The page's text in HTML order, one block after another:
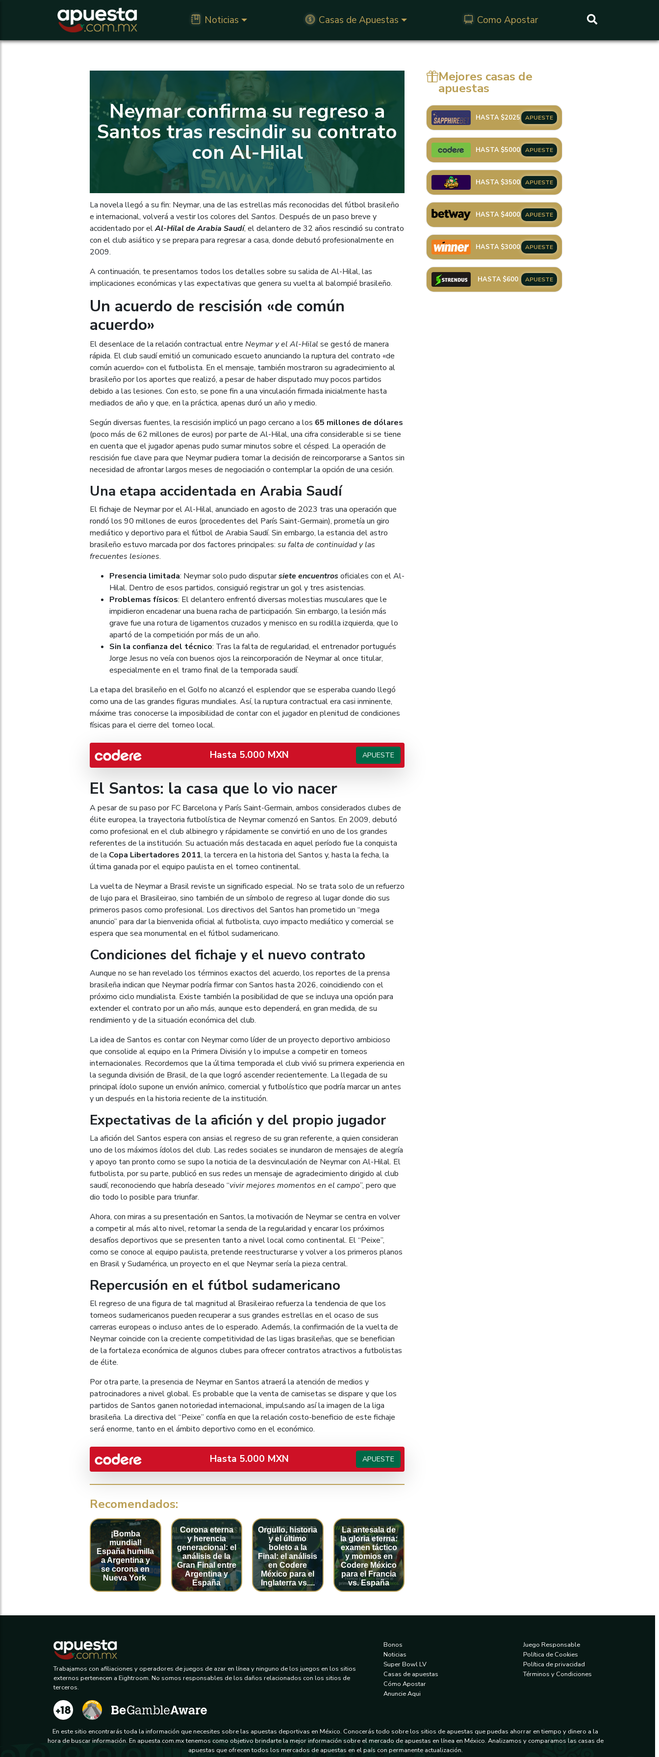
Noticias Casas de Apuestas Como Apostar Buscar
Neymar confirma su regreso a
Santos tras rescindir su contrato
con Al-Hilal
La novela llegó a su fin: Neymar, una de las estrellas más reconocidas del fútbol brasileño
e internacional, volverá a vestir los colores delSantos. Después de un paso breve y
accidentado por elAl-Hilal de Arabia Saudí, el delantero de 32 años rescindió su contrato
con el club asiático y se prepara para regresar a casa, donde debutó profesionalmente en
2009.
A continuación, te presentamos todos los detalles sobre su salida de Al-Hilal, las
implicaciones económicas y las expectativas que genera su vuelta al balompié brasileño.
Un acuerdo de rescisión «de común
acuerdo»
El desenlace de la relación contractual entre Neymar y el Al-Hilal se gestó de manera
rápida. El club saudí emitió un comunicado escueto anunciando la ruptura del contrato «de
común acuerdo» con el futbolista. En el mensaje, también mostraron su agradecimiento al
brasileño por los aportes que realizó, a pesar de haber disputado muy pocos partidos
debido a las lesiones. Con esto, se pone fin a una vinculación firmada inicialmente hasta
mediados de año y que, en la práctica, apenas duró un año y medio.
Según diversas fuentes, la rescisión implicó un pago cercano a los 65 millones de dólares
(poco más de 62 millones de euros) por parte de Al-Hilal, una cifra considerable si se tiene
en cuenta que el jugador apenas pudo sumar minutos sobre el césped. La operación de
rescisión fue clave para que Neymar pudiera tomar la decisión de reincorporarse a Santos sin
necesidad de afrontar largos meses de negociación o contemplar la opción de una cesión.
Una etapa accidentada en Arabia Saudí
El fichaje de Neymar por el Al-Hilal, anunciado en agosto de 2023 tras una operación que
rondó los 90 millones de euros (procedentes del París Saint-Germain), prometía un giro
mediático y deportivo para el fútbol de Arabia Saudí. Sin embargo, la estancia del astro
brasileño estuvo marcada por dos factores principales: su falta de continuidad y las
frecuentes lesiones.
Presencia limitada: Neymar solo pudo disputarsiete encuentrosoficiales con el Al-
Hilal. Dentro de esos partidos, consiguió registrar un gol y tres asistencias.
Problemas físicos: El delantero enfrentó diversas molestias musculares que le
impidieron encadenar una buena racha de participación. Sin embargo, la lesión más
grave fue una rotura de ligamentos cruzados y menisco en su rodilla izquierda, que lo
apartó de la competición por más de un año.
Sin la confianza del técnico: Tras la falta de regularidad, el entrenador portugués
Jorge Jesus no veía con buenos ojos la reincorporación de Neymar al once titular,
especialmente en el tramo final de la temporada saudí.
La etapa del brasileño en el Golfo no alcanzó el esplendor que se esperaba cuando llegó
como una de las grandes figuras mundiales. Así, la ruptura contractual era casi inminente,
máxime tras conocerse la imposibilidad de contar con el jugador en plenitud de condiciones
físicas para el cierre del torneo local.
Hasta 5.000 MXN APUESTE
El Santos: la casa que lo vio nacer
A pesar de su paso por FC Barcelona y París Saint-Germain, ambos considerados clubes de
élite europea, la trayectoria futbolística de Neymar comenzó en Santos. En 2009, debutó
como profesional en el club albinegro y rápidamente se convirtió en uno de los grandes
referentes de la institución. Su actuación más destacada en aquel período fue la conquista
de la Copa Libertadores 2011, la tercera en la historia del Santos y, hasta la fecha, la
última ganada por el equipo paulista en el torneo continental.
La vuelta de Neymar a Brasil reviste un significado especial. No se trata solo de un refuerzo
de lujo para el Brasileirao, sino también de un símbolo de regreso al lugar donde dio sus
primeros pasos como profesional. Los directivos del Santos han prometido un “mega
anuncio” para dar la bienvenida oficial al futbolista, cuyo impacto mediático y comercial se
espera que sea monumental en el fútbol sudamericano.
Condiciones del fichaje y el nuevo contrato
Aunque no se han revelado los términos exactos del acuerdo, los reportes de la prensa
brasileña indican que Neymar podría firmar con Santos hasta 2026, coincidiendo con el
próximo ciclo mundialista. Existe también la posibilidad de que se incluya una opción para
extender el contrato por un año más, aunque esto dependerá, en gran medida, de su
rendimiento y de la situación económica del club.
La idea de Santos es contar con Neymar como líder de un proyecto deportivo ambicioso
que consolide al equipo en la Primera División y lo impulse a competir en torneos
internacionales. Recordemos que la última temporada el club vivió su primera experiencia en
la segunda división de Brasil, de la que logró ascender recientemente. La llegada de su
principal ídolo supone un envión anímico, comercial y futbolístico que podría marcar un antes
y un después en la historia reciente de la institución.
Expectativas de la afición y del propio jugador
La afición del Santos espera con ansias el regreso de su gran referente, a quien consideran
uno de los máximos ídolos del club. Las redes sociales se inundaron de mensajes de alegría
y apoyo tan pronto como se supo la noticia de la desvinculación de Neymar con Al-Hilal. El
futbolista, por su parte, publicó en sus redes un mensaje de agradecimiento dirigido al club
saudí, reconociendo que habría deseado “vivir mejores momentos en el campo”, pero que
dio todo lo posible para triunfar.
Ahora, con miras a su presentación en Santos, la motivación de Neymar se centra en volver
a competir al más alto nivel, retomar la senda de la regularidad y encarar los próximos
desafíos deportivos que se presenten tanto a nivel local como continental. El “Peixe”,
como se conoce al equipo paulista, pretende reestructurarse y volver a los primeros planos
en Brasil y Sudamérica, un proyecto en el que Neymar sería la pieza central.
Repercusión en el fútbol sudamericano
El regreso de una figura de tal magnitud al Brasileirao refuerza la tendencia de que los
torneos sudamericanos pueden recuperar a sus grandes estrellas en el ocaso de sus
carreras europeas o incluso antes de lo esperado. Además, la confirmación de la vuelta de
Neymar coincide con la creciente competitividad de las ligas brasileñas, que se benefician
de la fortaleza económica de algunos clubes para ofrecer contratos atractivos a futbolistas
de élite.
Por otra parte, la presencia de Neymar en Santos atraerá la atención de medios y
patrocinadores a nivel global. Es probable que la venta de camisetas se dispare y que los
partidos de Santos ganen notoriedad internacional, impulsando así la imagen de la liga
brasileña. La directiva del “Peixe” confía en que la relación costo-beneficio de este fichaje
será enorme, tanto en el ámbito deportivo como en el económico.
Hasta 5.000 MXN APUESTE
Recomendados:
¡Bomba
mundial!
España humilla
a Argentina y
se corona en
Nueva York
Corona eterna
y herencia
generacional: el
análisis de la
Gran Final entre
Argentina y
España
Orgullo, historia
y el último
boleto a la
Final: el análisis
en Codere
México para el
Inglaterra vs....
La antesala de
la gloria eterna:
examen táctico
y momios en
Codere México
para el Francia
vs. España
Mejores casas de
apuestas
HASTA $2025 APUESTE
HASTA $5000 APUESTE
HASTA $3500 APUESTE
HASTA $4000 APUESTE
HASTA $3000 APUESTE
HASTA $600 APUESTE
Trabajamos con afiliaciones y operadores de juegos de azar en línea y ninguno de los juegos en los sitios
externos pertenecen a Eightroom. No somos responsables de los daños relacionados con los sitios de
terceros.
Bonos
Noticias
Super Bowl LV
Casas de apuestas
Cómo Apostar
Anuncie Aqui
Juego Responsable
Política de Cookies
Política de privacidad
Términos y Condiciones
En este sitio encontrarás toda la información que necesites sobre las apuestas deportivas en México. Conocerás todo sobre los sitios de apuestas que puedas ahorrar en tiempo y dinero a la
hora de buscar información. En apuesta.com.mx tenemos como objetivo brindarte la mejor información sobre el mercado de apuestas en línea en México. Analizamos y comparamos las casas de
apuestas que ofrecen todos los mercados de apuestas en el país con permanente actualización.